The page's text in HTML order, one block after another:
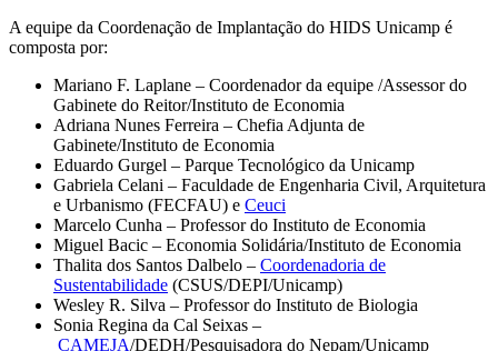
A equipe da Coordenação de Implantação do HIDS Unicamp é
composta por:
Mariano F. Laplane – Coordenador da equipe /Assessor do
Gabinete do Reitor/Instituto de Economia
Adriana Nunes Ferreira – Chefia Adjunta de
Gabinete/Instituto de Economia
Eduardo Gurgel – Parque Tecnológico da Unicamp
Gabriela Celani – Faculdade de Engenharia Civil, Arquitetura
e Urbanismo (FECFAU) e Ceuci
Marcelo Cunha – Professor do Instituto de Economia
Miguel Bacic – Economia Solidária/Instituto de Economia
Thalita dos Santos Dalbelo – Coordenadoria de
Sustentabilidade (CSUS/DEPI/Unicamp)
Wesley R. Silva – Professor do Instituto de Biologia
Sonia Regina da Cal Seixas –
CAMEJA/DEDH/Pesquisadora do Nepam/Unicamp